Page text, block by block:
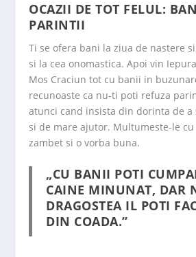
OCAZII DE TOT FELUL:
PARINTII
Ti se ofera bani la ziua de nastere
si la cea onomastica. Apoi vin
Mos Craciun tot cu banii in
recunoaste ca nu-ti poti refuza
atunci cand insista din dorinta de
si de mare ajutor. Multumeste-le
zambet si o vorba buna.
„CU BANII POTI
CAINE MINUNAT, DAR
DRAGOSTEA IL POTI
DIN COADA.”